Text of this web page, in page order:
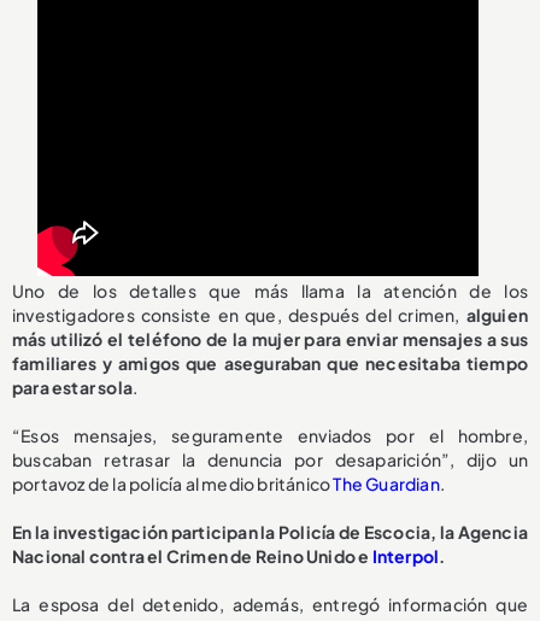
Uno de los detalles que más llama la atención de los
investigadores consiste en que, después del crimen, alguien
más utilizó el teléfono de la mujer para enviar mensajes a sus
familiares y amigos que aseguraban que necesitaba tiempo
para estar sola.
“Esos mensajes, seguramente enviados por el hombre,
buscaban retrasar la denuncia por desaparición”, dijo un
portavoz de la policía al medio británicoThe Guardian.
En la investigación participan la Policía de Escocia, la Agencia
Nacional contra el Crimen de Reino Unido e Interpol.
La esposa del detenido, además, entregó información que